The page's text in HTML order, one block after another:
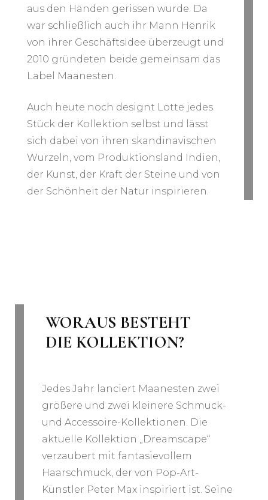
aus den Händen gerissen wurde. Da
war schließlich auch ihr Mann Henrik
von ihrer Geschäftsidee überzeugt und
2010 gründeten beide gemeinsam das
Label Maanesten.
Auch heute noch designt Lotte jedes
Stück der Kollektion selbst und lässt
sich dabei von ihren skandinavischen
Wurzeln, vom Produktionsland Indien,
der Kunst, der Kraft der Steine und von
der Schönheit der Natur inspirieren.
WORAUS BESTEHT
DIE KOLLEKTION?
Jedes Jahr lanciert Maanesten zwei
größere und zwei kleinere Schmuck-
und Accessoire-Kollektionen. Die
aktuelle Kollektion „Dreamscape“
verzaubert mit fantasievollem
Haarschmuck, der von Pop-Art-
Künstler Peter Max inspiriert ist. Seine